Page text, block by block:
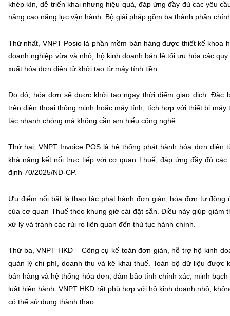
khép kín, dễ triển khai nhưng hiệu quả, đáp ứng đầy đủ các yêu
nâng cao năng lực vận hành. Bộ giải pháp gồm ba thành phần
Thứ nhất, VNPT Posio là phần mềm bán hàng được thiết kế khoa
doanh nghiệp vừa và nhỏ, hộ kinh doanh bán lẻ tối ưu hóa các
xuất hóa đơn điện tử khởi tạo từ máy tính tiền.
Do đó, hóa đơn sẽ được khởi tạo ngay thời điểm giao dịch. Đặc
trên điện thoại thông minh hoặc máy tính, tích hợp với thiết bị
tác nhanh chóng mà không cần am hiểu công nghệ.
Thứ hai, VNPT Invoice POS là hệ thống phát hành hóa đơn điện
khả năng kết nối trực tiếp với cơ quan Thuế, đáp ứng đầy đủ các
định 70/2025/NĐ-CP.
Ưu điểm nổi bật là thao tác phát hành đơn giản, hóa đơn tự động
của cơ quan Thuế theo khung giờ cài đặt sẵn. Điều này giúp giảm
xử lý và tránh các rủi ro liên quan đến thủ tục hành chính.
Thứ ba, VNPT HKD – Công cụ kế toán đơn giản, hỗ trợ hộ kinh
quản lý chi phí, doanh thu và kê khai thuế. Toàn bộ dữ liệu được
bán hàng và hệ thống hóa đơn, đảm bảo tính chính xác, minh
luật hiện hành. VNPT HKD rất phù hợp với hộ kinh doanh nhỏ,
có thể sử dụng thành thạo.